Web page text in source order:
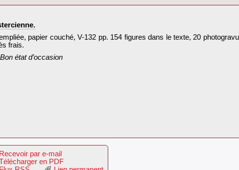
papier couché, V-132 pp. 154 figures dans le texte, 20
frais.‎
état d’occasion‎
Recevoir par e-mail
en PDF